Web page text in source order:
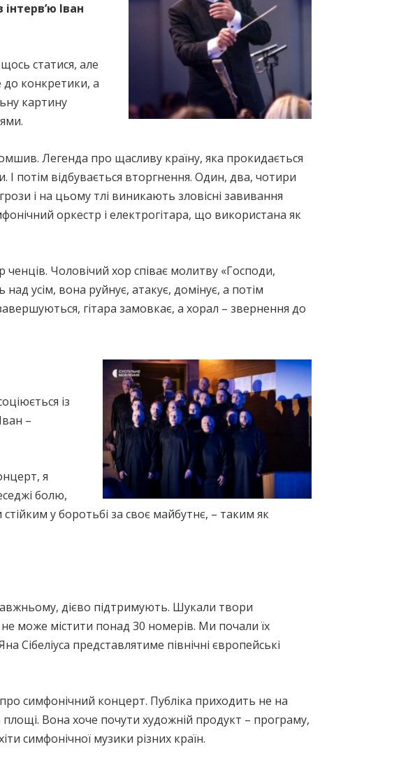
Іван
статися, але
до конкретики, а
картину
Легенда про щасливу країну, яка прокидається
І потім відбувається вторгнення. Один, два, чотири
і на цьому тлі виникають зловісні завивання
оркестр і електрогітара, що використана як
Чоловічий хор співає молитву «Господи,
усім, вона руйнує, атакує, домінує, а потім
гітара замовкає, а хорал – звернення до
із
–
я
болю,
у боротьбі за своє майбутнє, – таким як
дієво підтримують. Шукали твори
може містити понад 30 номерів. Ми почали їх
представлятиме північні європейські
симфонічний концерт. Публіка приходить не на
Вона хоче почути художній продукт – програму,
симфонічної музики різних країн.